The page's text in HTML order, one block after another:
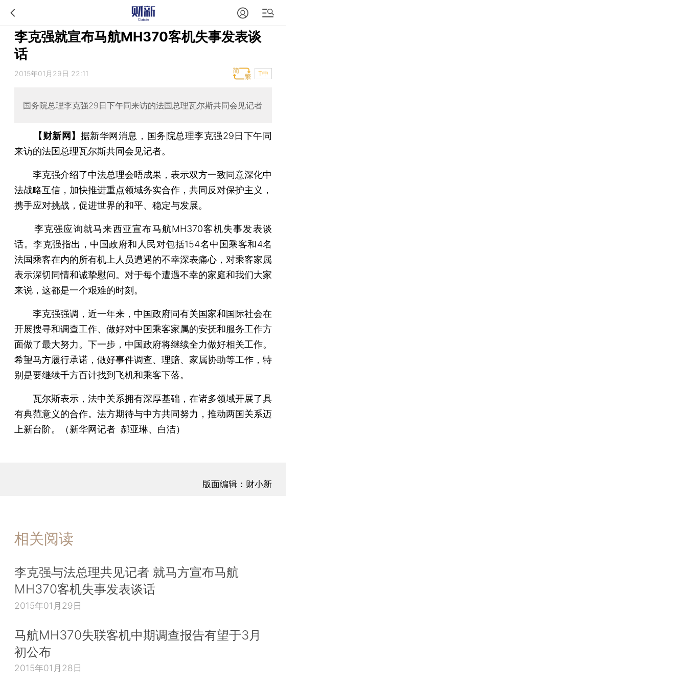
李克强就宣布马航MH370客机失事发表谈
话
2015年01月29日 22:11 T中
国务院总理李克强29日下午同来访的法国总理瓦尔斯共同会见记者
【财新网】 据新华网消息，国务院总理李克强29日下午同
来访的法国总理瓦尔斯共同会见记者。
李克强介绍了中法总理会晤成果，表示双方一致同意深化中
法战略互信，加快推进重点领域务实合作，共同反对保护主义，
携手应对挑战，促进世界的和平、稳定与发展。
李克强应询就马来西亚宣布马航MH370客机失事发表谈
话。李克强指出，中国政府和人民对包括154名中国乘客和4名
法国乘客在内的所有机上人员遭遇的不幸深表痛心，对乘客家属
表示深切同情和诚挚慰问。对于每个遭遇不幸的家庭和我们大家
来说，这都是一个艰难的时刻。
李克强强调，近一年来，中国政府同有关国家和国际社会在
开展搜寻和调查工作、做好对中国乘客家属的安抚和服务工作方
面做了最大努力。下一步，中国政府将继续全力做好相关工作。
希望马方履行承诺，做好事件调查、理赔、家属协助等工作，特
别是要继续千方百计找到飞机和乘客下落。
瓦尔斯表示，法中关系拥有深厚基础，在诸多领域开展了具
有典范意义的合作。法方期待与中方共同努力，推动两国关系迈
上新台阶。（新华网记者 郝亚琳、白洁）
版面编辑：财小新
相关阅读
李克强与法总理共见记者 就马方宣布马航
MH370客机失事发表谈话
2015年01月29日
马航MH370失联客机中期调查报告有望于3月
初公布
2015年01月28日